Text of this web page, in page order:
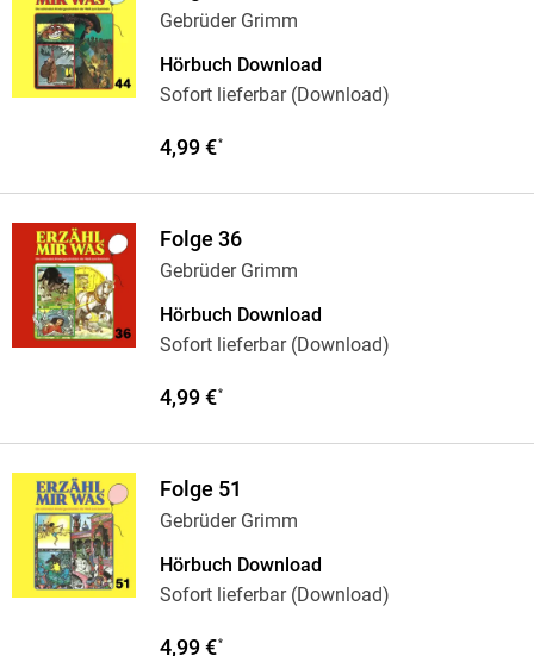
Gebrüder Grimm
Hörbuch Download
Sofort lieferbar (Download)
4,99 €*
Folge 36
Gebrüder Grimm
Hörbuch Download
Sofort lieferbar (Download)
4,99 €*
Folge 51
Gebrüder Grimm
Hörbuch Download
Sofort lieferbar (Download)
4,99 €*